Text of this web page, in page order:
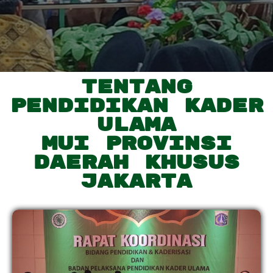
Tentang
Pendidikan Kader
Ulama
MUI Provinsi
Daerah Khusus
Jakarta